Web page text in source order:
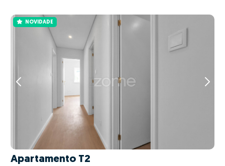
NOVIDADE
Apartamento T2